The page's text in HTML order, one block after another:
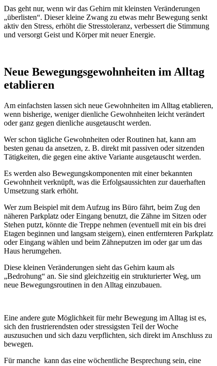
Das geht nur, wenn wir das Gehirn mit kleinsten Veränderungen
„überlisten“. Dieser kleine Zwang zu etwas mehr Bewegung senkt
aktiv den Stress, erhöht die Stresstoleranz, verbessert die Stimmung
und versorgt Geist und Körper mit neuer Energie.
Neue Bewegungsgewohnheiten im Alltag
etablieren
Am einfachsten lassen sich neue Gewohnheiten im Alltag etablieren,
wenn bisherige, weniger dienliche Gewohnheiten leicht verändert
oder ganz gegen dienliche ausgetauscht werden.
Wer schon tägliche Gewohnheiten oder Routinen hat, kann am
besten genau da ansetzen, z. B. direkt mit passiven oder sitzenden
Tätigkeiten, die gegen eine aktive Variante ausgetauscht werden.
Es werden also Bewegungskomponenten mit einer bekannten
Gewohnheit verknüpft, was die Erfolgsaussichten zur dauerhaften
Umsetzung stark erhöht.
Wer zum Beispiel mit dem Aufzug ins Büro fährt, beim Zug den
näheren Parkplatz oder Eingang benutzt, die Zähne im Sitzen oder
Stehen putzt, könnte die Treppe nehmen (eventuell mit ein bis drei
Etagen beginnen und langsam steigern), einen entfernteren Parkplatz
oder Eingang wählen und beim Zähneputzen im oder gar um das
Haus herumgehen.
Diese kleinen Veränderungen sieht das Gehirn kaum als
„Bedrohung“ an. Sie sind gleichzeitig ein strukturierter Weg, um
neue Bewegungsroutinen in den Alltag einzubauen.
Eine andere gute Möglichkeit für mehr Bewegung im Alltag ist es,
sich den frustrierendsten oder stressigsten Teil der Woche
auszusuchen und sich dazu verpflichten, sich direkt im Anschluss zu
bewegen.
Für manche kann das eine wöchentliche Besprechung sein, eine